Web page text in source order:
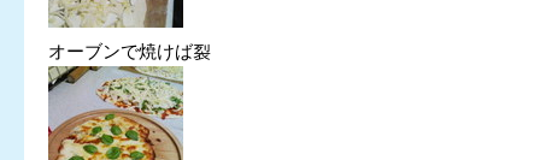
オーブンで焼けば裂